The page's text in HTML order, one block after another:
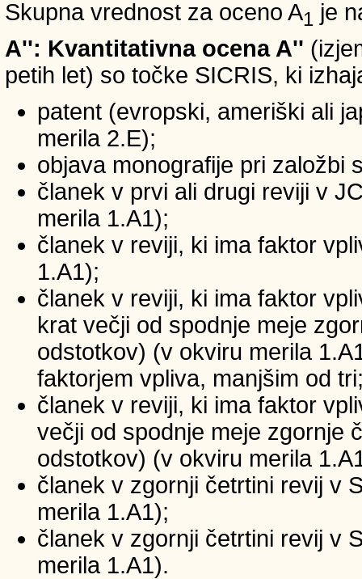
Skupna vrednost za oceno A1 je
A'': Kvantitativna ocena A''
petih let) so točke SICRIS, ki
patent (evropski, ameriški ali
merila 2.E);
objava monografije pri založbi
članek v prvi ali drugi reviji v
merila 1.A1);
članek v reviji, ki ima faktor
1.A1);
članek v reviji, ki ima faktor
krat večji od spodnje meje
odstotkov) (v okviru merila
faktorjem vpliva, manjšim od
članek v reviji, ki ima faktor
večji od spodnje meje zgornje
odstotkov) (v okviru merila
članek v zgornji četrtini revij v
merila 1.A1);
članek v zgornji četrtini revij v
merila 1.A1).